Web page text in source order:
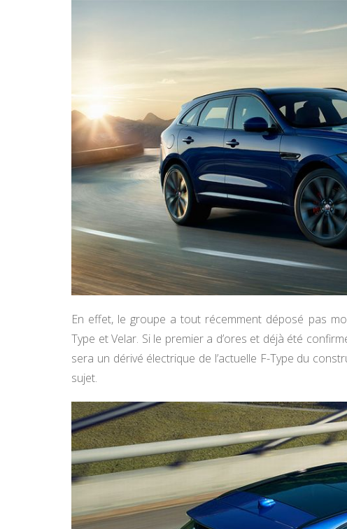
En effet, le groupe a tout récemment déposé pas
Type et Velar. Si le premier a d’ores et déjà été
sera un dérivé électrique de l’actuelle F-Type du
sujet.